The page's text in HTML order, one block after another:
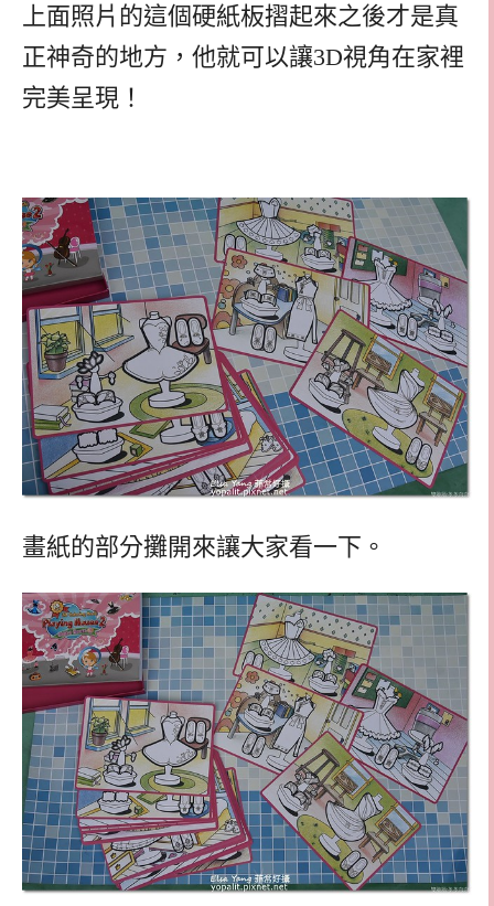
上面照片的這個硬紙板摺起來之後才是真
正神奇的地方，他就可以讓3D視角在家裡
完美呈現！
畫紙的部分攤開來讓大家看一下。